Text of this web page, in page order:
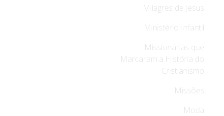
Milagres de Jesus
Ministério Infantil
Missionárias que
Marcaram a História do
Cristianismo
Missões
Moda